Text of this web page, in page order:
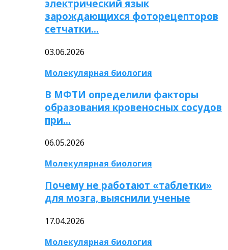
электрический язык
зарождающихся фоторецепторов
сетчатки…
03.06.2026
Молекулярная биология
В МФТИ определили факторы
образования кровеносных сосудов
при…
06.05.2026
Молекулярная биология
Почему не работают «таблетки»
для мозга, выяснили ученые
17.04.2026
Молекулярная биология